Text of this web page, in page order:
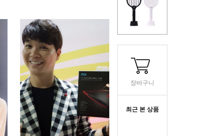
장바구니
최근 본 상품